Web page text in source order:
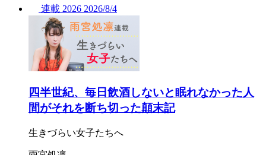
連載 2026 2026/8/4
四半世紀、毎日飲酒しないと眠れなかった人
間がそれを断ち切った顛末記
生きづらい女子たちへ